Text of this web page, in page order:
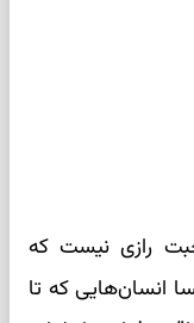
رازی نیست که
انسان‌هایی که تا